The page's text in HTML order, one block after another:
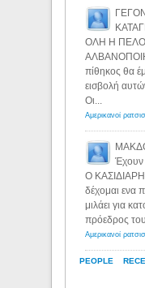
PEOPLE
ΟΛΗ Η
πίθηκος θα
εισβολή
Οι...
Έχουν
Ο ΚΑΣΙΔΙΑΡΗΣ
δέχομαι ενα
μιλάει για
πρόεδρος